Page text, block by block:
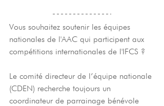
Vous souhaitez soutenir les équipes
nationales de l'AAC qui participent aux
compétitions internationales de l'IFCS ?
Le comité directeur de l’équipe nationale
(CDEN) recherche toujours un
coordinateur de parrainage bénévole